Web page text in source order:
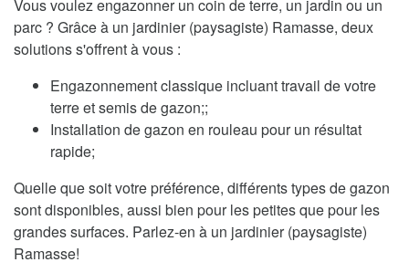
Vous voulez engazonner un coin de terre, un jardin ou un
parc ? Grâce à un jardinier (paysagiste) Ramasse, deux
solutions s'offrent à vous :
Engazonnement classique incluant travail de votre
terre et semis de gazon;;
Installation de gazon en rouleau pour un résultat
rapide;
Quelle que soit votre préférence, différents types de gazon
sont disponibles, aussi bien pour les petites que pour les
grandes surfaces. Parlez-en à un jardinier (paysagiste)
Ramasse!